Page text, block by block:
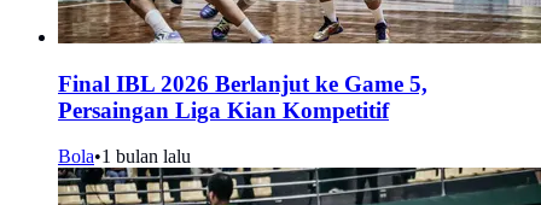
Final IBL 2026 Berlanjut ke Game 5,
Persaingan Liga Kian Kompetitif
Bola•1 bulan lalu